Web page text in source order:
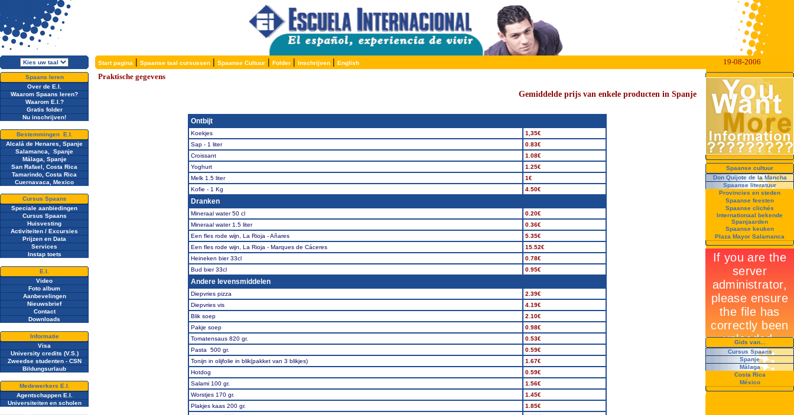
Start pagina | Spaanse taal cursussen | Spaanse Cultuur | Folder | Inschrijven | English 19-08-2006
Spaans leren
Over de E.I.
Waarom Spaans leren?
Waarom E.I.?
Gratis folder
Nu inschrijven!
Bestemmingen E.I.
Alcalá de Henares, Spanje
Salamanca, Spanje
Málaga, Spanje
San Rafael, Costa Rica
Tamarindo, Costa Rica
Cuernavaca, Mexico
Cursus Spaans
Speciale aanbiedingen
Cursus Spaans
Huisvesting
Activiteiten / Excursies
Prijzen en Data
Services
Instap toets
E.I.
Video
Foto album
Aanbevelingen
Nieuwsbrief
Contact
Downloads
Informatie
Visa
University credits (V.S.)
Zweedse studenten - CSN
Bildungsurlaub
Medewerkers E.I.
Agentschappen E.I.
Universiteiten en scholen
Praktische gegevens
Gemiddelde prijs van enkele producten in Spanje
Ontbijt
Koekjes
1,35€
Sap - 1 liter
0.83€
Croissant
1.08€
Yoghurt
1.25€
Melk 1.5 liter
1€
Kofie - 1 Kg
4.50€
Dranken
Mineraal water 50 cl
0.20€
Mineraal water 1.5 liter
0.36€
Een fles rode wijn, La Rioja - Añares
5.35€
Een fles rode wijn, La Rioja - Marques de Cáceres
15.52€
Heineken bier 33cl
0.78€
Bud bier 33cl
0.95€
Andere levensmiddelen
Diepvries pizza
2.39€
Diepvries vis
4.19€
Blik soep
2.10€
Pakje soep
0.98€
Tomatensaus 820 gr.
0.53€
Pasta 500 gr.
0.59€
Tonijn in olijfolie in blik(pakket van 3 blikjes)
1.67€
Hotdog
0.59€
Salami 100 gr.
1.56€
Worstjes 170 gr.
1.45€
Plakjes kaas 200 gr.
1.85€
Spaanse cultuur
Don Quijote de la Mancha
Spaanse literatuur
Provincies en steden
Spaanse feesten
Spaanse clichés
Internationaal bekende
Spanjaarden
Spaanse keuken
Plaza Mayor Salamanca
Gids van...
Cursus Spaans
Spanje
Málaga
Costa Rica
México